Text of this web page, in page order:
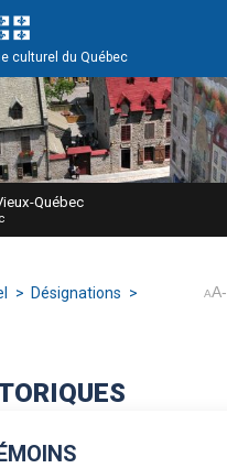
culturel du Québec
Québec
Désignations
AA-
de la Chute-des-Chaudières